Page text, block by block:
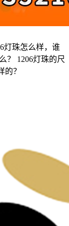
灯珠怎么样，谁
？ 1206灯珠的尺
？